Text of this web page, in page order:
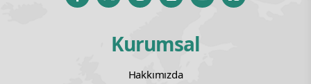
Kurumsal
Hakkımızda